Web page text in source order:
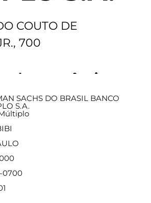
COUTO DE
700
a agência
SACHS DO BRASIL BANCO
S.A.
0700